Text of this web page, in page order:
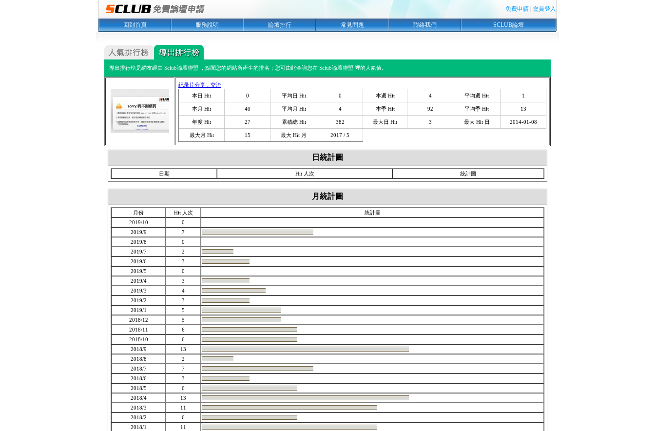
免費申請 會員登入
回到首頁 服務說明 論壇排行 常見問題 聯絡我們 SCLUB論壇
導出排行榜是網友經由 Sclub論壇聯盟 ，點閱您的網站所產生的排名；您可由此查詢您在 Sclub論壇聯盟 裡的人氣值。
纪录片分享，交流
本日 Hit
0 平均日 Hit 0 本週 Hit 4 平均週 Hit 1
本月 Hit 40 平均月 Hit 4 本季 Hit 92 平均季 Hit 13
年度 Hit 27 累積總 Hit 382 最大日 Hit 3 最大 Hit 日 2014-01-08
最大月 Hit 15 最大 Hit 月 2017 / 5
日統計圖
日期 Hit 人次 統計圖
月統計圖
月份 Hit 人次
統計圖
2019/10
0
2019/9
7
2019/8
0
2019/7
2
2019/6
3
2019/5
0
2019/4
3
2019/3
4
2019/2
3
2019/1
5
2018/12
5
2018/11
6
2018/10
6
2018/9
13
2018/8
2
2018/7
7
2018/6
3
2018/5
6
2018/4
13
2018/3
11
2018/2
6
2018/1
11